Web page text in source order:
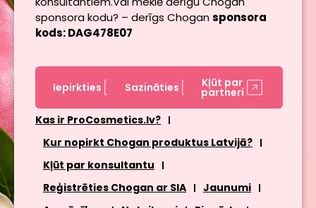
sponsora kodu? – derīgs Chogansponsora
kods: DAG478E07
Iepirkties Sazināties Kļūt par
partneri
Kas ir ProCosmetics.lv?
Kur nopirkt Chogan produktus Latvijā?
Kļūt par konsultantu
Reģistrēties Chogan ar SIA
Jaunumi